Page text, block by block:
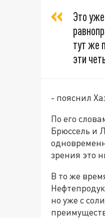
Это
тут же
эти
- пояснил
По его
Брюссель и
зрения это
В то же
но уже с